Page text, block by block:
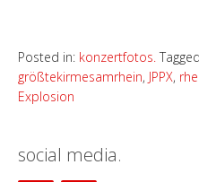
Posted in: konzertfotos.
größtekirmesamrhein, JPPX,
Explosion
social media.